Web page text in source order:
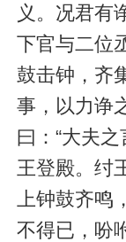
义。况君有
下官与二位
鼓击钟，齐
事，以力诤
曰：“大夫
王登殿。纣
上钟鼓齐鸣
不得已，吩